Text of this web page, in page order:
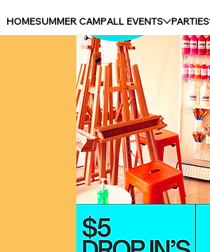
HOMESUMMER CAMPALL EVENTS PARTIES